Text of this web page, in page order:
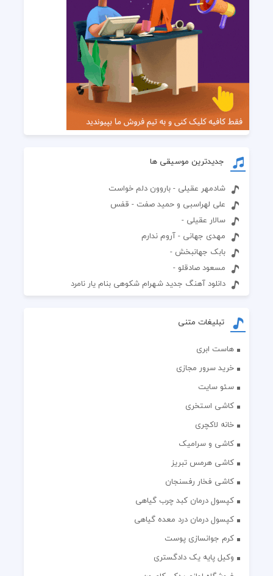
جدیدترین موسیقی ها
شادمهر عقیلی - باروون دلم خواست
علی لهراسبی و حمید صفت - قفس
سالار عقیلی -
مهدی جهانی - آروم ندارم
بابک جهانبخش -
مسعود صادقلو -
دانلود آهنگ جدید شهرام شکوهی بنام یار نامرد
تبلیغات متنی
هاست ابری
خرید سرور مجازی
سئو سایت
کاشی استخری
خانه لاکچری
کاشی و سرامیک
کاشی هرمس تبریز
کاشی فخار رفسنجان
کپسول درمان کبد چرب گیاهی
کپسول درمان درد معده گیاهی
کرم جوانسازی پوست
وکیل پایه یک دادگستری